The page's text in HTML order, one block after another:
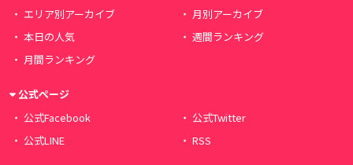
エリア別アーカイブ
月別アーカイブ
本日の人気
週間ランキング
月間ランキング
公式ページ
公式Facebook
公式Twitter
公式LINE
RSS